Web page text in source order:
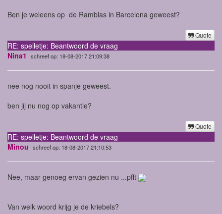
Ben je weleens op de Ramblas in Barcelona geweest?
Quote
RE: spelletje: Beantwoord de vraag
Nina1
schreef op: 18-08-2017 21:09:38
nee nog nooit in spanje geweest.
ben jij nu nog op vakantie?
Quote
RE: spelletje: Beantwoord de vraag
Minou schreef op: 18-08-2017 21:10:53
Nee, maar genoeg ervan gezien nu ...pfft
Van welk woord krijg je de kriebels?